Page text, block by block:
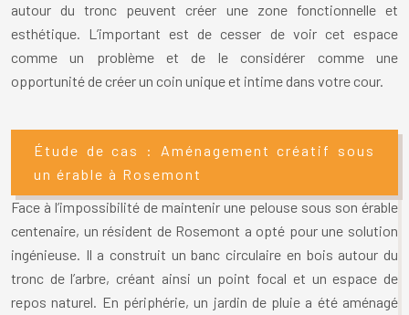
autour du tronc peuvent créer une zone fonctionnelle et
esthétique. L’important est de cesser de voir cet espace
comme un problème et de le considérer comme une
opportunité de créer un coin unique et intime dans votre cour.
Étude de cas : Aménagement créatif sous
un érable à Rosemont
Face à l’impossibilité de maintenir une pelouse sous son érable
centenaire, un résident de Rosemont a opté pour une solution
ingénieuse. Il a construit un banc circulaire en bois autour du
tronc de l’arbre, créant ainsi un point focal et un espace de
repos naturel. En périphérie, un jardin de pluie a été aménagé